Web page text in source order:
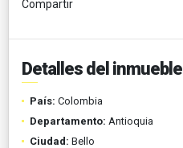
Compartir
Detalles del inmueble
País: Colombia
Departamento: Antioquia
Ciudad: Bello